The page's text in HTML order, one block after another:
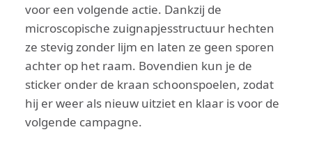
voor een volgende actie. Dankzij de
microscopische zuignapjesstructuur hechten
ze stevig zonder lijm en laten ze geen sporen
achter op het raam. Bovendien kun je de
sticker onder de kraan schoonspoelen, zodat
hij er weer als nieuw uitziet en klaar is voor de
volgende campagne.